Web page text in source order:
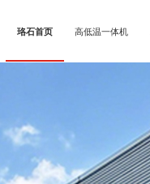
珞石首页 高低温一体机